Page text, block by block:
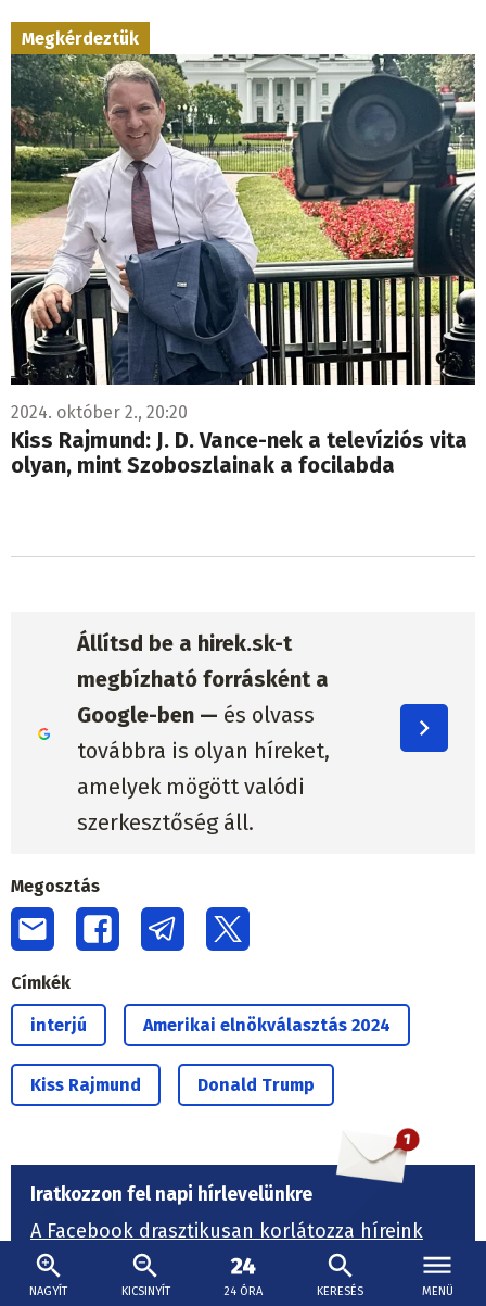
NAGYÍT KICSINYÍT 24 ÓRA KERESÉS MENÜ
Megkérdeztük
2024. október 2., 20:20
Kiss Rajmund: J. D. Vance-nek a televíziós vita
olyan, mint Szoboszlainak a focilabda
Állítsd be a hirek.sk-t
megbízható forrásként a
Google-ben — és olvass
továbbra is olyan híreket,
amelyek mögött valódi
szerkesztőség áll.
Megosztás
Címkék
interjú Amerikai elnökválasztás 2024
Kiss Rajmund Donald Trump
Iratkozzon fel napi hírlevelünkre
A Facebook drasztikusan korlátozza híreink
elérését.
A hírlevelünkbe viszont nincs
beleszólása, abból minden munkanapon